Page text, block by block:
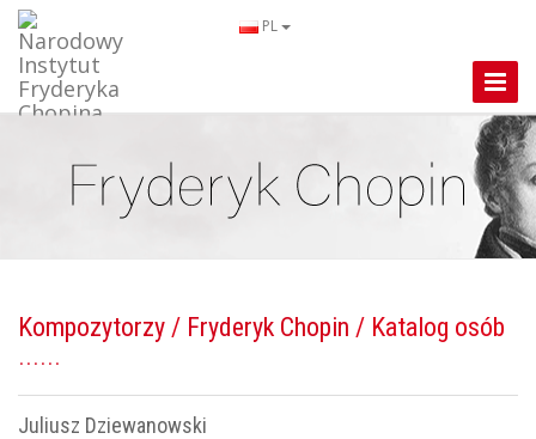
PL
Toggle
Kompozytorzy / Fryderyk Chopin / Katalog osób
Juliusz Dziewanowski